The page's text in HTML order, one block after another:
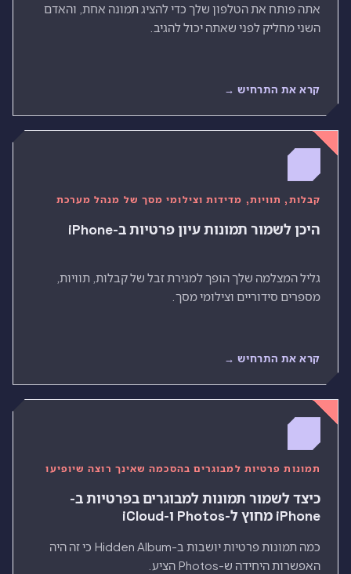
אתה פותח את הטלפון שלך כדי להציג תמונה אחת, והאדם
השני מחליק לפני שאתה יכול להגיב.
קרא את התרחיש →
קבלות, תוויות, מדידות וצילומי מסך של מנהל מערכת
היכן לשמור תמונות עיון פרטיות ב-iPhone
גליל המצלמה שלך הופך למגירת זבל של קבלות, תוויות,
מספרים סידוריים וצילומי מסך.
קרא את התרחיש →
תמונות פרטיות למבוגרים בהסכמה שאינך רוצה שיופיעו
כיצד לשמור תמונות למבוגרים בפרטיות ב-
iPhone מחוץ ל-Photos ו-iCloud
כמה תמונות פרטיות יושבות ב-Hidden Album כי זה היה
האפשרות היחידה ש-Photos הציע.